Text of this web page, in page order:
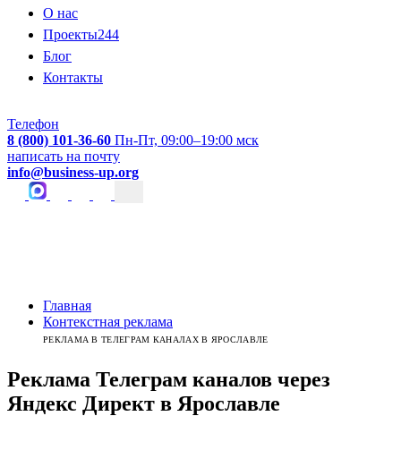
О нас
Проекты244
Блог
Контакты
Телефон
8 (800) 101-36-60 Пн-Пт, 09:00–19:00 мск
написать на почту
info@business-up.org
Главная
Контекстная реклама
РЕКЛАМА В ТЕЛЕГРАМ КАНАЛАХ В ЯРОСЛАВЛЕ
Реклама Телеграм каналов через
Яндекс Директ в Ярославле